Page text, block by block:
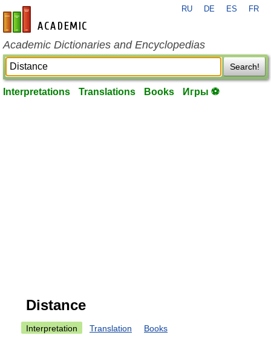
en-academic.com
RU DE ES FR
Academic Dictionaries and Encyclopedias
Search!
Interpretations Translations Books Игры ⚽
Distance
Interpretation Translation Books